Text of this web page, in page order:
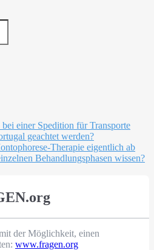
einer Spedition für Transporte
geachtet werden?
Therapie eigentlich ab
Behandlungsphasen wissen?
der Möglichkeit, einen
www.fragen.org